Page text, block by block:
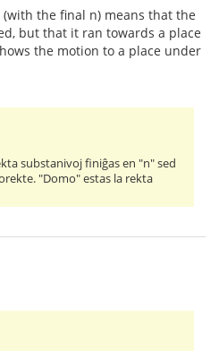
the final n) means that the
but that it ran towards a place
the motion to a place under
substanivoj finiĝas en "n" sed
"Domo" estas la rekta